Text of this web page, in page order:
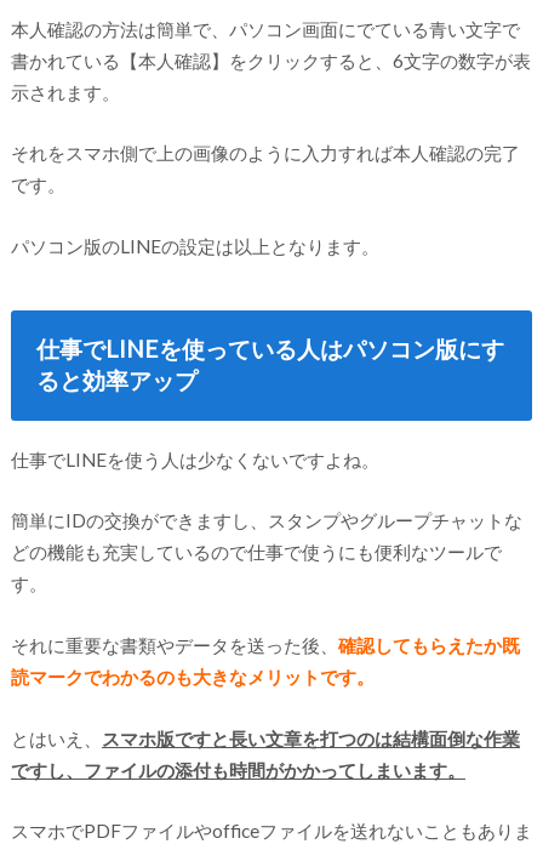
本人確認の方法は簡単で、パソコン画面にでている青い文字で
書かれている【本人確認】をクリックすると、6文字の数字が表
示されます。
それをスマホ側で上の画像のように入力すれば本人確認の完了
です。
パソコン版のLINEの設定は以上となります。
仕事でLINEを使っている人はパソコン版にす
ると効率アップ
仕事でLINEを使う人は少なくないですよね。
簡単にIDの交換ができますし、スタンプやグループチャットな
どの機能も充実しているので仕事で使うにも便利なツールで
す。
それに重要な書類やデータを送った後、 確認してもらえたか既
読マークでわかるのも大きなメリットです。
とはいえ、
スマホ版ですと長い文章を打つのは結構面倒な作業
ですし、ファイルの添付も時間がかかってしまいます。
スマホでPDFファイルやofficeファイルを送れないこともありま